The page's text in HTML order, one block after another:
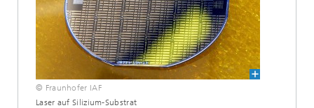
© Fraunhofer IAF
Laser auf Silizium-Substrat